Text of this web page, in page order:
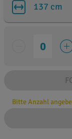
137 cm
Bitte Anzahl